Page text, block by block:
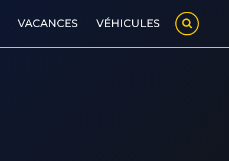
VACANCES VÉHICULES